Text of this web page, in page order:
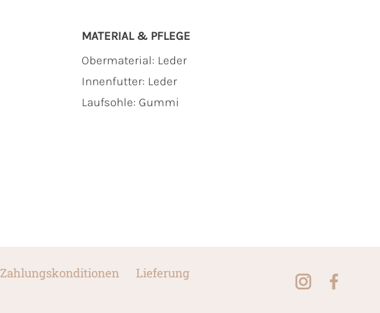
MATERIAL & PFLEGE
Obermaterial: Leder
Innenfutter: Leder
Laufsohle: Gummi
Zahlungskonditionen
Lieferung